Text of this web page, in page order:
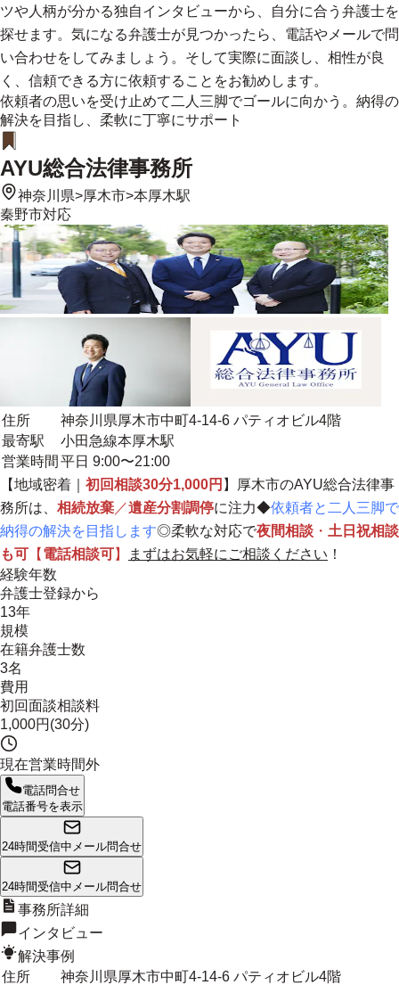
ツや人柄が分かる独自インタビューから、自分に合う弁護士を
探せます。気になる弁護士が見つかったら、電話やメールで問
い合わせをしてみましょう。そして実際に面談し、相性が良
く、信頼できる方に依頼することをお勧めします。
依頼者の思いを受け止めて二人三脚でゴールに向かう。納得の
解決を目指し、柔軟に丁寧にサポート
AYU総合法律事務所
神奈川県>厚木市>本厚木駅
秦野市対応
住所
神奈川県厚木市中町4-14-6 パティオビル4階
最寄駅
小田急線本厚木駅
営業時間 平日 9:00〜21:00
【地域密着 初回相談30分1,000円 】厚木市のAYU総合法律事
務所は、 相続放棄 ／遺産分割調停に注力◆依頼者と二人三脚で
納得の解決を目指します◎柔軟な対応で夜間相談 ・ 土日祝相談
も可 【 電話相談可】 まずはお気軽にご相談ください ！
経験年数
弁護士登録から
13年
規模
在籍弁護士数
3名
費用
初回面談相談料
1,000円(30分)
現在営業時間外
電話問合せ
電話番号を表示
24時間受信中 メール問合せ
24時間受信中 メール問合せ
事務所詳細
インタビュー
解決事例
住所
神奈川県厚木市中町4-14-6 パティオビル4階